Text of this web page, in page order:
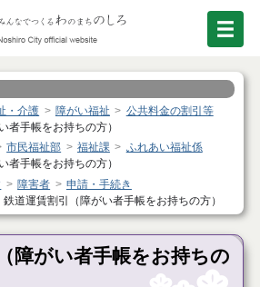
・介護 障がい福祉
公共料金の割引等
者手帳をお持ちの方）
市民福祉部 福祉課
ふれあい福祉係
者手帳をお持ちの方）
障害者
申請・手続き
鉄道運賃割引（障がい者手帳をお持ちの方）
障がい者手帳をお持ちの